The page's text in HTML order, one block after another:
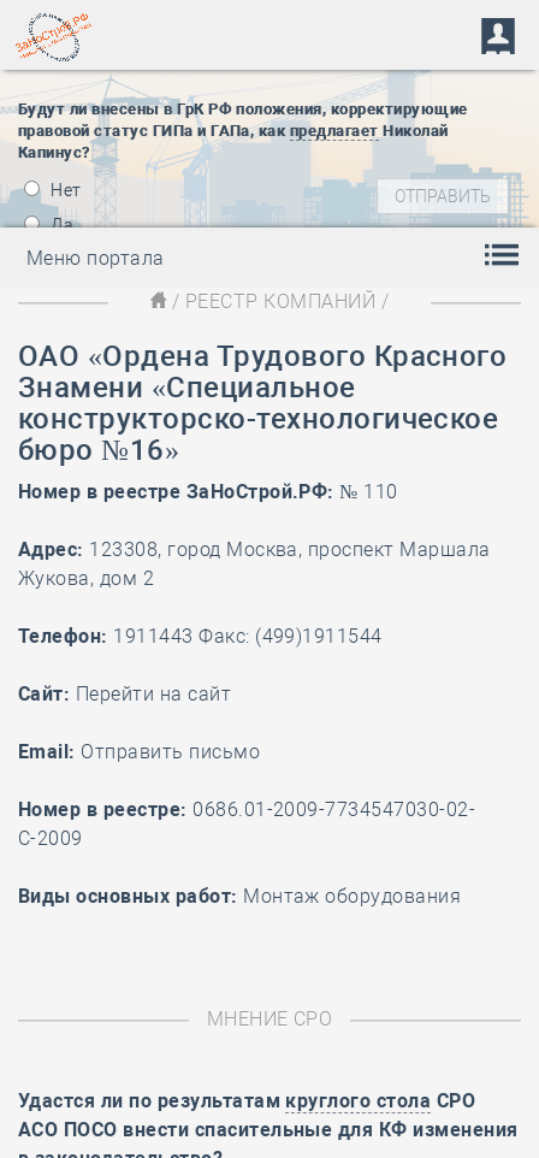
Будут ли внесены в ГрК РФ положения, корректирующие
правовой статус ГИПа и ГАПа, как предлагает Николай
Капинус?
Нет
Да
Меню портала
/ РЕЕСТР КОМПАНИЙ /
ОАО «Ордена Трудового Красного
Знамени «Специальное
конструкторско-технологическое
бюро №16»
Номер в реестре ЗаНоСтрой.РФ: № 110
Адрес: 123308, город Москва, проспект Маршала
Жукова, дом 2
Телефон: 1911443 Факс: (499)1911544
Cайт: Перейти на сайт
Email: Отправить письмо
Номер в реестре: 0686.01-2009-7734547030-02-
С-2009
Виды основных работ: Монтаж оборудования
МНЕНИЕ СРО
Удастся ли по результатам круглого стола СРО
АСО ПОСО внести спасительные для КФ изменения